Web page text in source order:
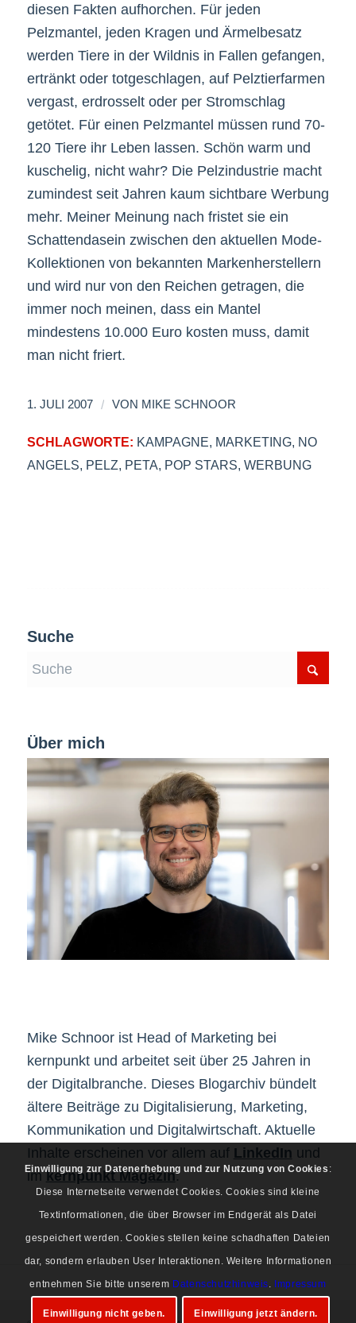
diesen Fakten aufhorchen. Für jeden
Pelzmantel, jeden Kragen und Ärmelbesatz
werden Tiere in der Wildnis in Fallen gefangen,
ertränkt oder totgeschlagen, auf Pelztierfarmen
vergast, erdrosselt oder per Stromschlag
getötet. Für einen Pelzmantel müssen rund 70-
120 Tiere ihr Leben lassen. Schön warm und
kuschelig, nicht wahr? Die Pelzindustrie macht
zumindest seit Jahren kaum sichtbare Werbung
mehr. Meiner Meinung nach fristet sie ein
Schattendasein zwischen den aktuellen Mode-
Kollektionen von bekannten Markenherstellern
und wird nur von den Reichen getragen, die
immer noch meinen, dass ein Mantel
mindestens 10.000 Euro kosten muss, damit
man nicht friert.
1. JULI 2007 / VON MIKE SCHNOOR
SCHLAGWORTE: KAMPAGNE, MARKETING, NO
ANGELS, PELZ, PETA, POP STARS, WERBUNG
Suche
Über mich
Mike Schnoor ist Head of Marketing bei
kernpunkt und arbeitet seit über 25 Jahren in
der Digitalbranche. Dieses Blogarchiv bündelt
ältere Beiträge zu Digitalisierung, Marketing,
Kommunikation und Digitalwirtschaft. Aktuelle
Inhalte erscheinen vor allem auf LinkedIn und
imkernpunkt Magazin.
Einwilligung zur Datenerhebung und zur Nutzung von Cookies :
Diese Internetseite verwendet Cookies. Cookies sind kleine
Textinformationen, die über Browser im Endgerät als Datei
gespeichert werden. Cookies stellen keine schadhaften Dateien
dar, sondern erlauben User Interaktionen. Weitere Informationen
entnehmen Sie bitte unserem Datenschutzhinweis. Impressum
Einwilligung nicht geben. Einwilligung jetzt ändern.